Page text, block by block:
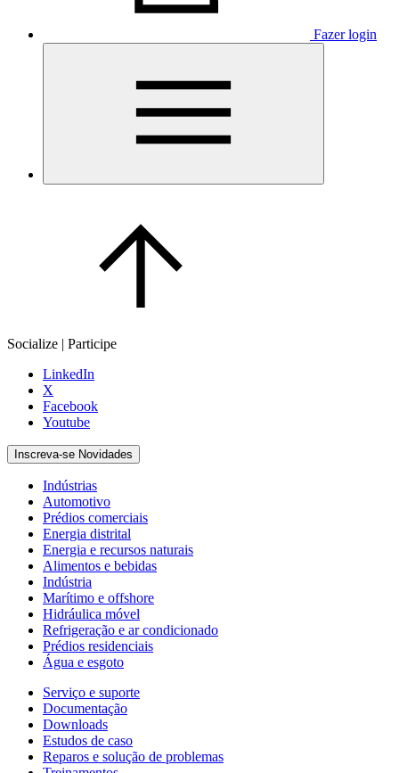
Fazer login
Socialize | Participe
LinkedIn
X
Facebook
Youtube
Inscreva-se Novidades
Indústrias
Automotivo
Prédios comerciais
Energia distrital
Energia e recursos naturais
Alimentos e bebidas
Indústria
Marítimo e offshore
Hidráulica móvel
Refrigeração e ar condicionado
Prédios residenciais
Água e esgoto
Serviço e suporte
Documentação
Downloads
Estudos de caso
Reparos e solução de problemas